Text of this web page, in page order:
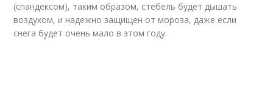
(спандексом), таким образом, стебель будет дышать
воздухом, и надежно защищен от мороза, даже если
снега будет очень мало в этом году.